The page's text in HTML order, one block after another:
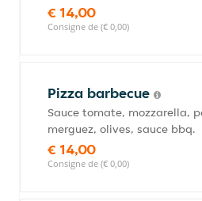
€ 14,00
Consigne de (€ 0,00)
Pizza barbecue
Sauce tomate, mozzarella,
merguez, olives, sauce bbq.
€ 14,00
Consigne de (€ 0,00)